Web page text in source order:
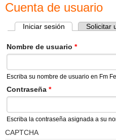
Cuenta de usuario
Solapas principales
Iniciar sesión (solapa activa)
Solicitar
Nombre de usuario *
Escriba su nombre de usuario en Fm
Contraseña *
Escriba la contraseña asignada a su
CAPTCHA